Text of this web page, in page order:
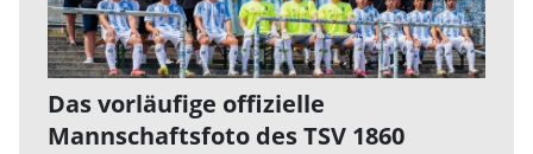
Das vorläufige offizielle
Mannschaftsfoto des TSV 1860